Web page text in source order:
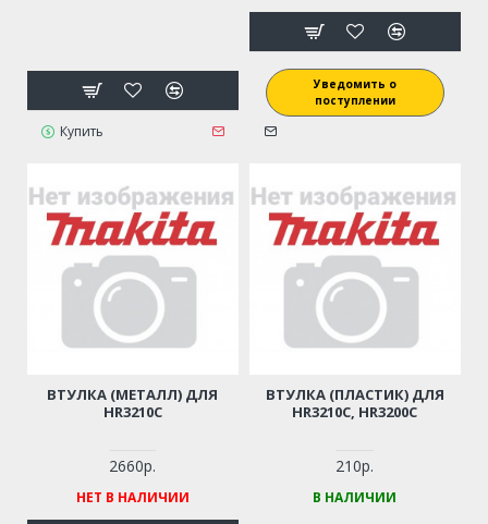
Купить
Уведомить о
поступлении
ВТУЛКА (МЕТАЛЛ) ДЛЯ
HR3210C
2660р.
НЕТ В НАЛИЧИИ
ВТУЛКА (ПЛАСТИК) ДЛЯ
HR3210C, HR3200C
210р.
В НАЛИЧИИ